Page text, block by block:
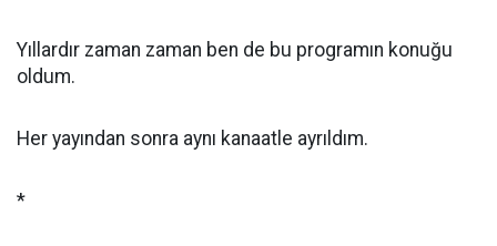
Yıllardır zaman zaman ben de bu programın konuğu
oldum.
Her yayından sonra aynı kanaatle ayrıldım.
*